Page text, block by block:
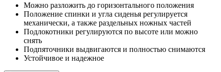
Можно разложить до горизонтального положения
Положение спинки и угла сиденья регулируется
механически, а также раздельных ножных частей
Подлокотники регулируются по высоте или можно
снять
Подпяточники выдвигаются и полностью снимаются
Устойчивое и надежное